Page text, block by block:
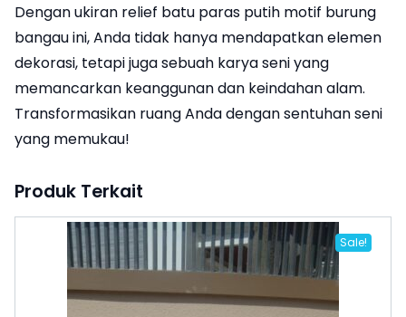
Dengan ukiran relief batu paras putih motif burung
bangau ini, Anda tidak hanya mendapatkan elemen
dekorasi, tetapi juga sebuah karya seni yang
memancarkan keanggunan dan keindahan alam.
Transformasikan ruang Anda dengan sentuhan seni
yang memukau!
Produk Terkait
Sale!